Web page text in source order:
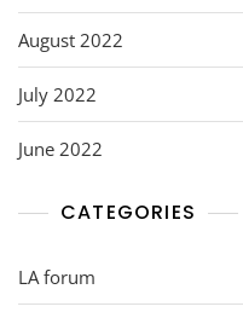
August 2022
July 2022
June 2022
CATEGORIES
LA forum